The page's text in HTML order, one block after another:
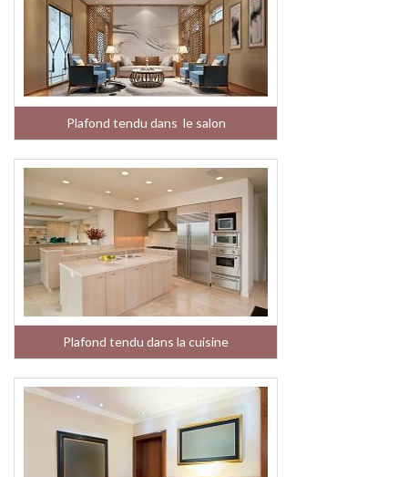
Plafond tendu dans le salon
Plafond tendu dans la cuisine